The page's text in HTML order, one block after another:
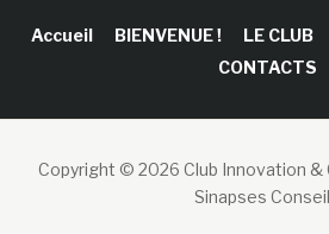
Accueil BIENVENUE ! LE CLUB
CONTACTS
Copyright © 2026 Club Innovation &
Sinapses